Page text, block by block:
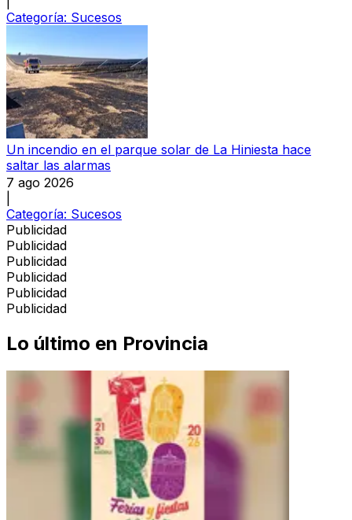
Categoría: Sucesos
Un incendio en el parque solar de La Hiniesta hace
saltar las alarmas
7 ago 2026
Categoría: Sucesos
Publicidad
Publicidad
Publicidad
Publicidad
Publicidad
Publicidad
Lo último en Provincia